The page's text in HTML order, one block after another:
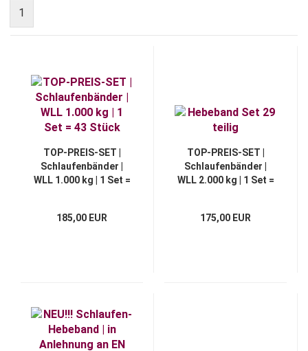
1
TOP-PREIS-SET |
Schlaufenbänder |
WLL 1.000 kg | 1 Set =
185,00 EUR
TOP-PREIS-SET |
Schlaufenbänder |
WLL 2.000 kg | 1 Set =
175,00 EUR